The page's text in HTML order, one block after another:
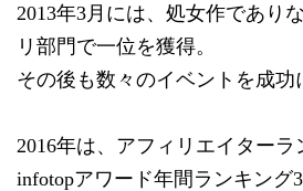
2013年3月には、 処女作であり
リ部門で一位を獲得。
その後も数々のイベントを成功
2016年は、アフィリエイターラ
infotopアワード年間ランキング3